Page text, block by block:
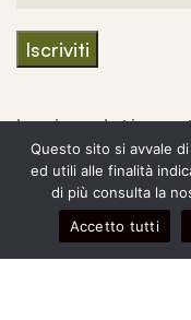
Iscrivendoti
nostra
sulla privacy e
il consenso a
aggiornamenti
mio account
0
Carrello
Questo sito si avvale
ed utili alle finalità
di più consulta la
Accetto tutti